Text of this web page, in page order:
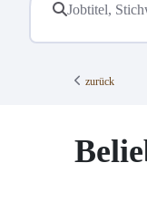
zurück